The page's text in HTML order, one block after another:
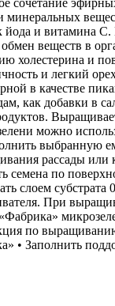
сочетание
минеральных
и витамина С.
веществ в
холестерина и
и легкий
в качестве
как добавки в
можно
выбранную
рассады или
семена по
слоем
При
по
• Заполнить